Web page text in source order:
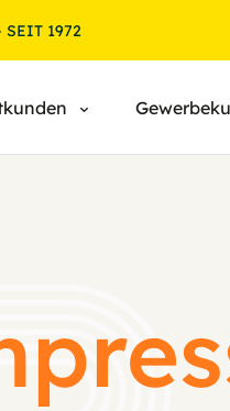
SEIT 1972